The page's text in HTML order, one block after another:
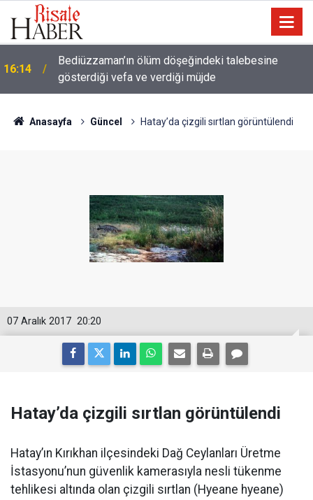
16:14
Bediüzzaman’ın ölüm döşeğindeki talebesine
gösterdiği vefa ve verdiği müjde
Anasayfa Güncel Hatay’da çizgili sırtlan görüntülendi
20:20
07 Aralık 2017
Hatay’da çizgili sırtlan görüntülendi
Hatay’ın Kırıkhan ilçesindeki Dağ Ceylanları Üretme
İstasyonu’nun güvenlik kamerasıyla nesli tükenme
tehlikesi altında olan çizgili sırtlan (Hyeane hyeane)